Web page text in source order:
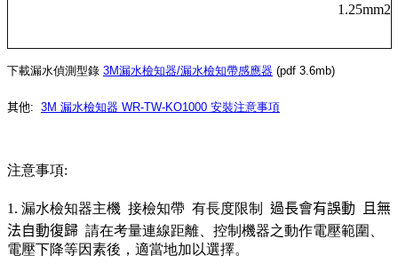
1.25mm2
下載漏水偵測型錄 3M漏水檢知器/漏水檢知帶感應器 (pdf 3.6mb)
其他: 3M 漏水檢知器 WR-TW-KO1000 安裝注意事項
注意事項:
1. 漏水檢知器主機 接檢知帶 有長度限制 過長會有誤動 且無
法自動復歸 請在考量連線距離、控制機器之動作電壓範圍、
電壓下降等因素後，適當地加以選擇。